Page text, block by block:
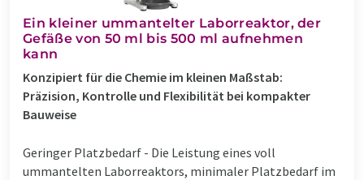
Ein kleiner ummantelter Laborreaktor, der
Gefäße von 50 ml bis 500 ml aufnehmen
kann
Konzipiert für die Chemie im kleinen Maßstab:
Präzision, Kontrolle und Flexibilität bei kompakter
Bauweise
Geringer Platzbedarf - Die Leistung eines voll
ummantelten Laborreaktors, minimaler Platzbedarf im